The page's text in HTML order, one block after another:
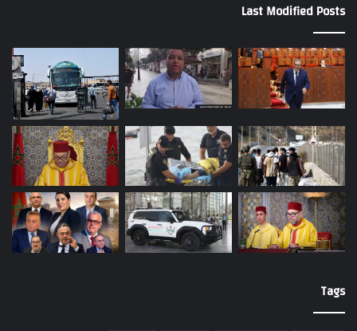
Last Modified Posts
Tags